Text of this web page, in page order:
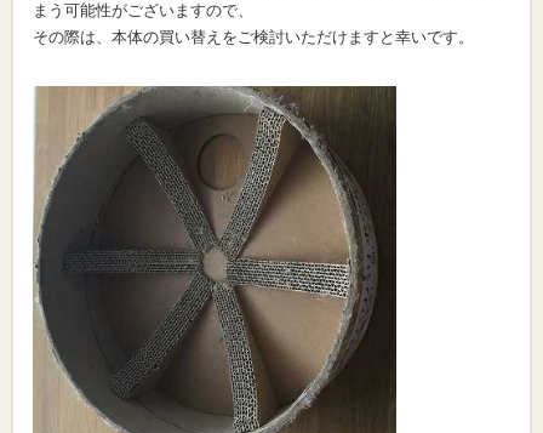
まう可能性がございますので、
その際は、本体の買い替えをご検討いただけますと幸いです。